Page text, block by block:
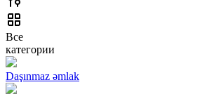
Все
категории
Daşınmaz əmlak